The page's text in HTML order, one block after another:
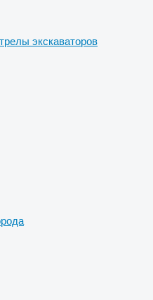
экскаваторов